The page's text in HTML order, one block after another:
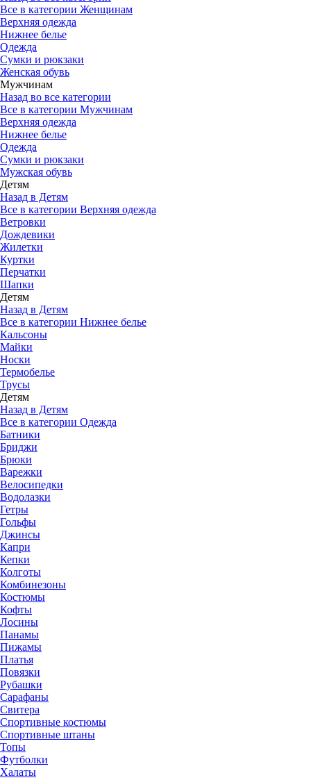
Все в категории Женщинам
Верхняя одежда
Нижнее белье
Одежда
Сумки и рюкзаки
Женская обувь
Мужчинам
Назад во все категории
Все в категории Мужчинам
Верхняя одежда
Нижнее белье
Одежда
Сумки и рюкзаки
Мужская обувь
Детям
Назад в Детям
Все в категории Верхняя одежда
Ветровки
Дождевики
Жилетки
Куртки
Перчатки
Шапки
Детям
Назад в Детям
Все в категории Нижнее белье
Кальсоны
Майки
Носки
Термобелье
Трусы
Детям
Назад в Детям
Все в категории Одежда
Батники
Бриджи
Брюки
Варежки
Велосипедки
Водолазки
Гетры
Гольфы
Джинсы
Капри
Кепки
Колготы
Комбинезоны
Костюмы
Кофты
Лосины
Панамы
Пижамы
Платья
Повязки
Рубашки
Сарафаны
Свитера
Спортивные костюмы
Спортивные штаны
Топы
Футболки
Халаты